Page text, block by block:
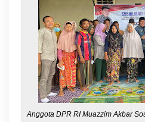
Anggota DPR RI Muazzim Akbar